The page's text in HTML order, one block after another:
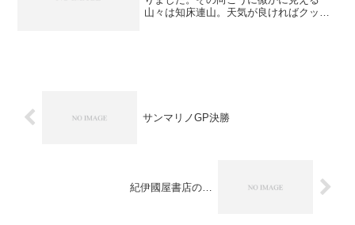
山々は知床連山。天気が良ければクッキ
サンマリノGP決勝
紀伊國屋書店の…